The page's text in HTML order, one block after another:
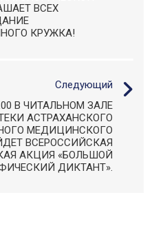
ВСЕХ
КРУЖКА!
Следующий
В ЧИТАЛЬНОМ ЗАЛЕ
АСТРАХАНСКОГО
МЕДИЦИНСКОГО
ВСЕРОССИЙСКАЯ
АКЦИЯ «БОЛЬШОЙ
ДИКТАНТ».